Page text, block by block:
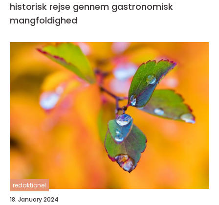
historisk rejse gennem gastronomisk
mangfoldighed
redaktionel
18. January 2024